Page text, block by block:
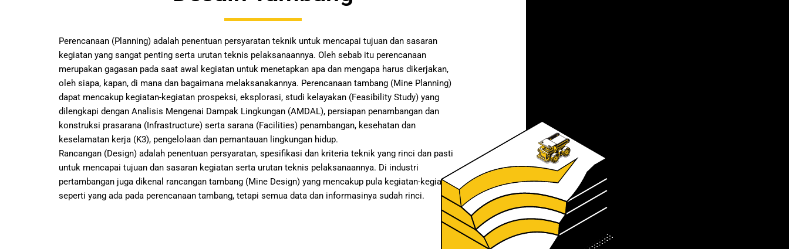
Perencanaan (Planning) adalah penentuan persyaratan teknik untuk mencapai tujuan dan sasaran
kegiatan yang sangat penting serta urutan teknis pelaksanaannya. Oleh sebab itu perencanaan
merupakan gagasan pada saat awal kegiatan untuk menetapkan apa dan mengapa harus dikerjakan,
oleh siapa, kapan, di mana dan bagaimana melaksanakannya. Perencanaan tambang (Mine Planning)
dapat mencakup kegiatan-kegiatan prospeksi, eksplorasi, studi kelayakan (Feasibility Study) yang
dilengkapi dengan Analisis Mengenai Dampak Lingkungan (AMDAL), persiapan penambangan dan
konstruksi prasarana (Infrastructure) serta sarana (Facilities) penambangan, kesehatan dan
keselamatan kerja (K3), pengelolaan dan pemantauan lingkungan hidup.
Rancangan (Design) adalah penentuan persyaratan, spesifikasi dan kriteria teknik yang rinci dan pasti
untuk mencapai tujuan dan sasaran kegiatan serta urutan teknis pelaksanaannya. Di industri
pertambangan juga dikenal rancangan tambang (Mine Design) yang mencakup pula kegiatan-kegiatan
seperti yang ada pada perencanaan tambang, tetapi semua data dan informasinya sudah rinci.